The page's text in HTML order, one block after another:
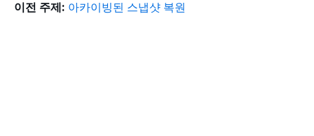
이전 주제: 아카이빙된 스냅샷 복원